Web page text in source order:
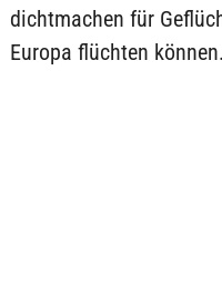
dichtmachen für
Europa flüchten können.